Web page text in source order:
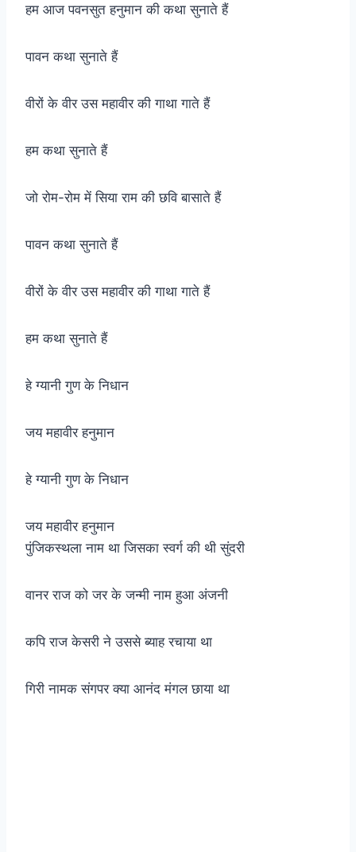
हम आज पवनसुत हनुमान की कथा सुनाते हैं
पावन कथा सुनाते हैं
वीरों के वीर उस महावीर की गाथा गाते हैं
हम कथा सुनाते हैं
जो रोम-रोम में सिया राम की छवि बासाते हैं
पावन कथा सुनाते हैं
वीरों के वीर उस महावीर की गाथा गाते हैं
हम कथा सुनाते हैं
हे ग्यानी गुण के निधान
जय महावीर हनुमान
हे ग्यानी गुण के निधान
जय महावीर हनुमान
पुंजिकस्थला नाम था जिसका स्वर्ग की थी सुंदरी
वानर राज को जर के जन्मी नाम हुआ अंजनी
कपि राज केसरी ने उससे ब्याह रचाया था
गिरी नामक संगपर क्या आनंद मंगल छाया था